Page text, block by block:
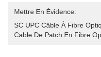
Mettre En Évidence:
SC UPC Câble À Fibre
Cable De Patch En Fibre